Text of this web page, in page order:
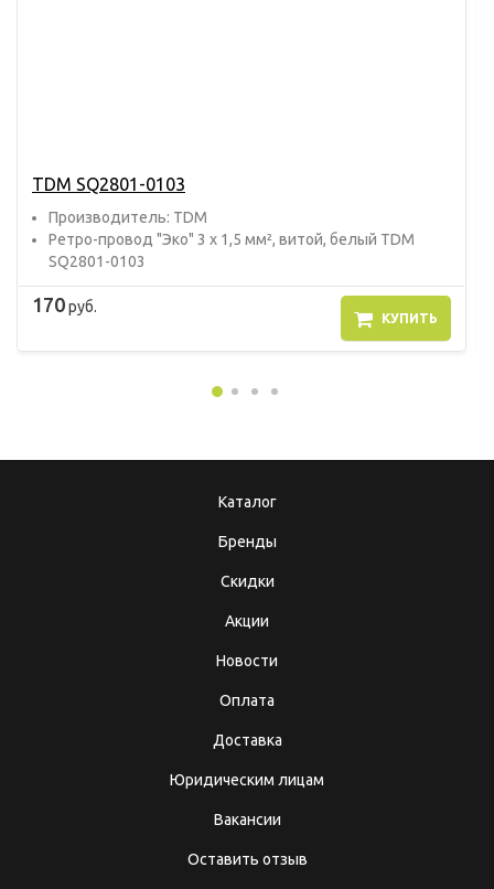
TDM SQ2801-0103
Прoизвoдитель: TDM
Ретро-провод "Эко" 3 х 1,5 мм², витой, белый TDM
SQ2801-0103
170руб.
КУПИТЬ
Каталог
Бренды
Скидки
Акции
Новости
Оплата
Доставка
Юридическим лицам
Вакансии
Оставить отзыв